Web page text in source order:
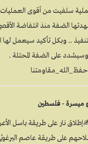
سلفيت من أقوى العمليات
الضفة منذ انتفاضة
.. وبكل تأكيد سيعمل
على الضفة المحتلة .
ميسرة - فلسطين
نار على طريقة باسل
على طريقة عاصم